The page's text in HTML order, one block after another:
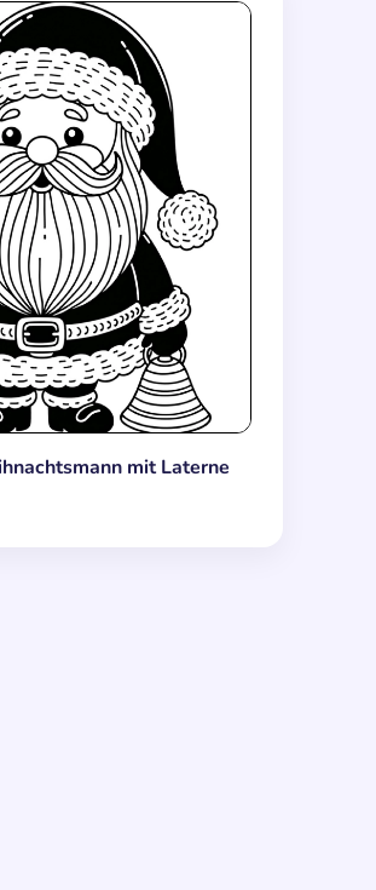
mit Laterne